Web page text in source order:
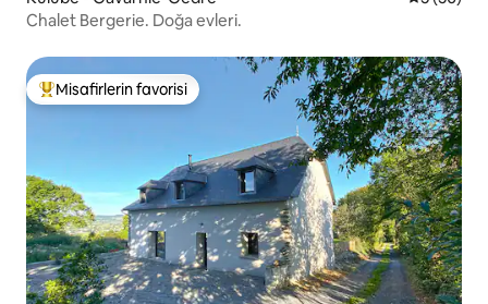
Chalet Bergerie. Doğa evleri.
Misafirlerin favorilerinden en beğenilenler arasında
Misafirlerin favorisi